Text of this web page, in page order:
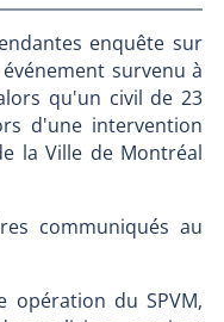
enquête sur
survenu à
qu'un civil de 23
d'une intervention
la Ville de Montréal
communiqués au
du SPVM,